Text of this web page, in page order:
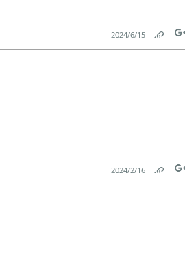
Link
15‏/6‏/2024
Link
16‏/2‏/2024